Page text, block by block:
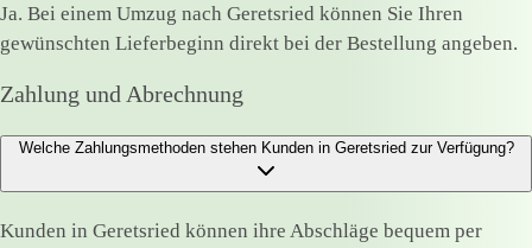
Ja. Bei einem Umzug nach Geretsried können Sie Ihren
gewünschten Lieferbeginn direkt bei der Bestellung angeben.
Zahlung und Abrechnung
Welche Zahlungsmethoden stehen Kunden in Geretsried zur Verfügung?
Kunden in Geretsried können ihre Abschläge bequem per